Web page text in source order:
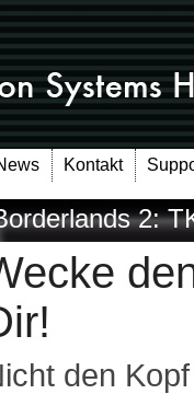
Kontakt
2:
den